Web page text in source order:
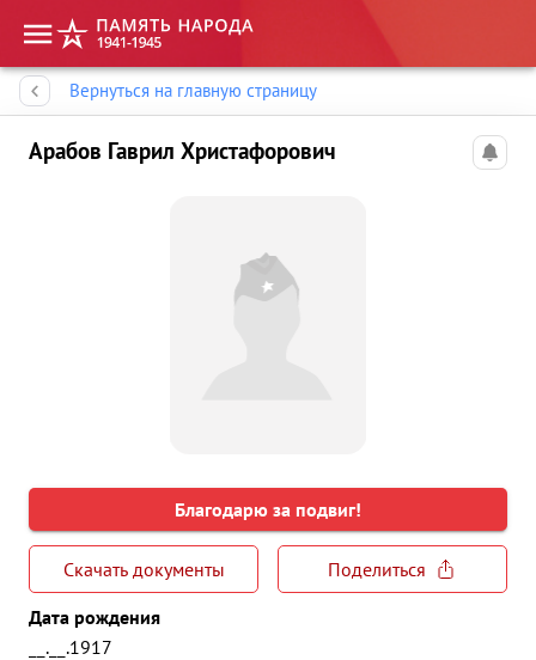
Вернуться на главную страницу
Арабов Гаврил Христафорович
Благодарю за подвиг!
Скачать документы
Поделиться
Дата рождения
__.__.1917
Память народа